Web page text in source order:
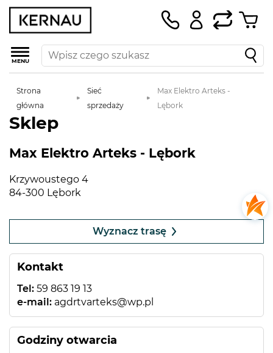
MENU
Strona
główna
Sieć
sprzedaży
Max Elektro Arteks -
Lębork
Sklep
Max Elektro Arteks - Lębork
Krzywoustego 4
84-300 Lębork
Kontakt
Tel: 59 863 19 13
e-mail: agdrtvarteks@wp.pl
Godziny otwarcia
−
contributors
Wyznacz trasę